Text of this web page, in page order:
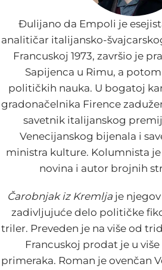
Đulijano da Empoli je
analitičar italijansko-
Francuskoj 1973, završio je
Sapijenca u Rimu, a
političkih nauka. U bogatoj
gradonačelnika Firence
savetnik italijanskog
Venecijanskog bijenala i
ministra kulture. Kolumnista
novina i autor brojnih
Čarobnjak iz Kremlja je
zadivljujuće delo političke
triler. Preveden je na više od
Francuskoj prodat je u
primeraka. Roman je ovenčan